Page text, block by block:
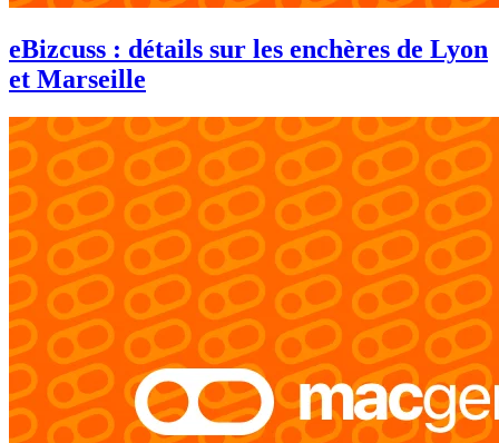
eBizcuss : détails sur les enchères de Lyon
et Marseille